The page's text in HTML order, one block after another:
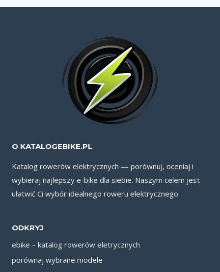
O KATALOGEBIKE.PL
Katalog rowerów elektrycznych — porównuj, oceniaj i
wybieraj najlepszy e-bike dla siebie. Naszym celem jest
ułatwić Ci wybór idealnego roweru elektrycznego.
ODKRYJ
ebike – katalog rowerów eletrycznych
porównaj wybrane modele